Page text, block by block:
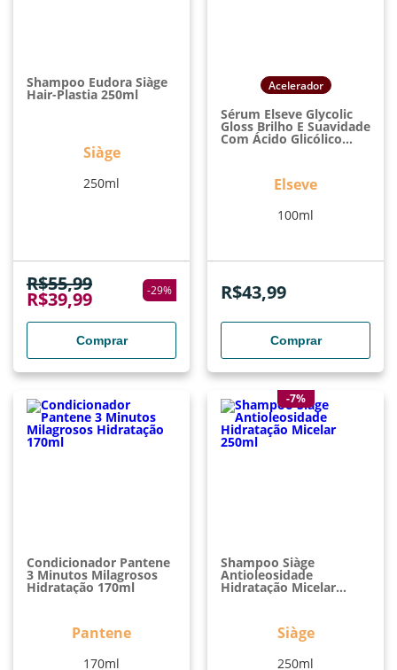
Shampoo Eudora Siàge
Hair-Plastia 250ml
Siàge
250ml
R$55,99
R$39,99 -29%
Comprar
Acelerador
Sérum Elseve Glycolic
Gloss Brilho E Suavidade
Com Ácido Glicólico
Elseve
100ml
R$43,99
Comprar
Condicionador Pantene
3 Minutos Milagrosos
Hidratação 170ml
Pantene
170ml
-7%
Shampoo Siàge
Antioleosidade
Hidratação Micelar
Siàge
250ml